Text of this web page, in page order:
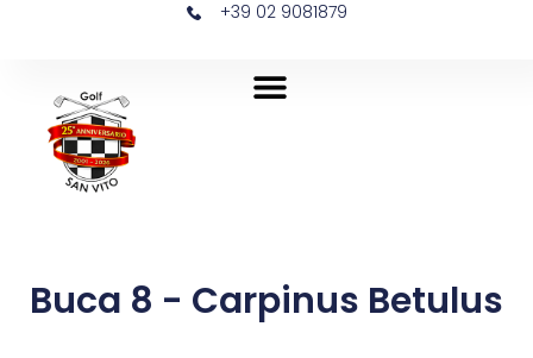
+39 02 9081879
Buca 8 - Carpinus Betulus